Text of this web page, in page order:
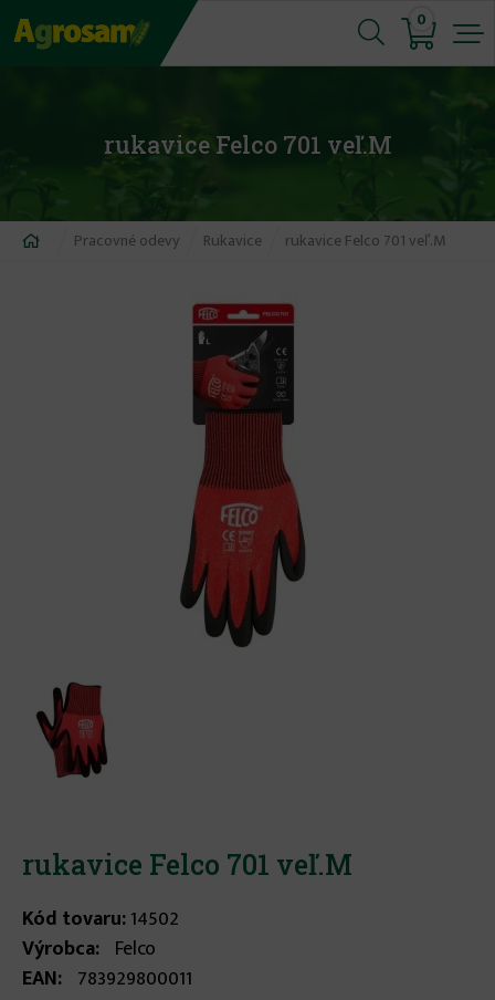
Jump
to
0
rukavice Felco 701 veľ.M
Nachádzate
Pracovné odevy Rukavice rukavice Felco 701 veľ.M
rukavice Felco 701 veľ.M
Kód tovaru:14502
Výrobca: Felco
EAN: 783929800011